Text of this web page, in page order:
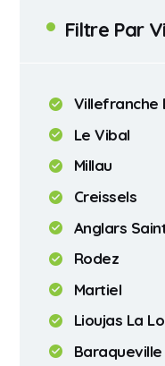
Filtre Par
Villefranche
Le Vibal
Millau
Creissels
Anglars
Rodez
Martiel
Lioujas La
Baraqueville